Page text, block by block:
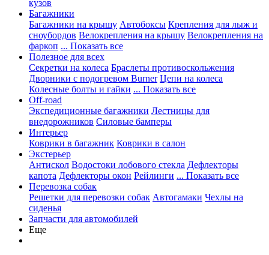
кузов
Багажники
Багажники на крышу Автобоксы Крепления для лыж и
сноубордов Велокрепления на крышу Велокрепления на
фаркоп ... Показать все
Полезное для всех
Секретки на колеса Браслеты противоскольжения
Дворники с подогревом Burner Цепи на колеса
Колесные болты и гайки ... Показать все
Off-road
Экспедиционные багажники Лестницы для
внедорожников Силовые бамперы
Интерьер
Коврики в багажник Коврики в салон
Экстерьер
Антискол Водостоки лобового стекла Дефлекторы
капота Дефлекторы окон Рейлинги ... Показать все
Перевозка собак
Решетки для перевозки собак Автогамаки Чехлы на
сиденья
Запчасти для автомобилей
Еще